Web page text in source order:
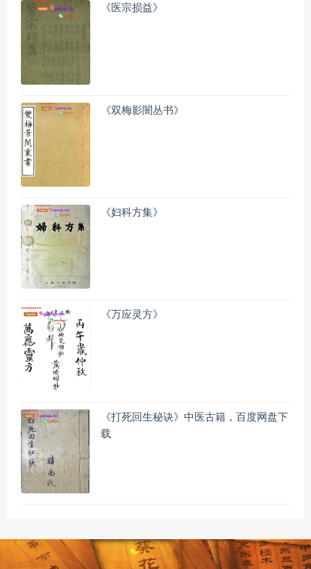
《医宗损益》
《双梅影闇丛书》
《妇科方集》
《万应灵方》
《打死回生秘诀》中医古籍，百度网盘下
载